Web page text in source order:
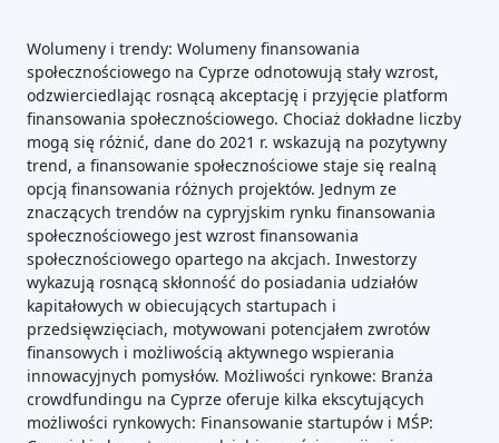
Wolumeny i trendy: Wolumeny finansowania
społecznościowego na Cyprze odnotowują stały wzrost,
odzwierciedlając rosnącą akceptację i przyjęcie platform
finansowania społecznościowego. Chociaż dokładne liczby
mogą się różnić, dane do 2021 r. wskazują na pozytywny
trend, a finansowanie społecznościowe staje się realną
opcją finansowania różnych projektów. Jednym ze
znaczących trendów na cypryjskim rynku finansowania
społecznościowego jest wzrost finansowania
społecznościowego opartego na akcjach. Inwestorzy
wykazują rosnącą skłonność do posiadania udziałów
kapitałowych w obiecujących startupach i
przedsięwzięciach, motywowani potencjałem zwrotów
finansowych i możliwością aktywnego wspierania
innowacyjnych pomysłów. Możliwości rynkowe: Branża
crowdfundingu na Cyprze oferuje kilka ekscytujących
możliwości rynkowych: Finansowanie startupów i MŚP: